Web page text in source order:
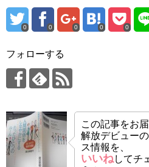
0 0 0 0 0
フォローする
この記事をお
解放デビュー
ス情報を、
いいねしてチ